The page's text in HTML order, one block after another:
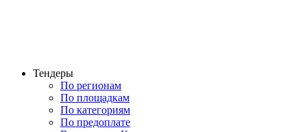
Тендеры
По регионам
По площадкам
По категориям
По предоплате